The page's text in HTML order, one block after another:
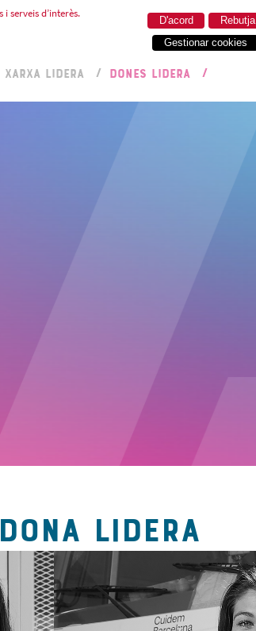
serveis d’interès.
Rebutja
D'acord
Gestionar cookies
XARXA LIDERA DONES LIDERA
LIDERA